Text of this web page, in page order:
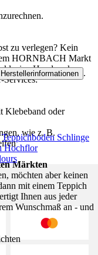
zu verlegen? Kein
HORNBACH Markt
Handwerker-
Services:
Klebeband oder
wie z. B.
Märkten
möchten aber keinen
mit einem Teppich
Ihnen aus jeder
Wunschmaß an - und
.
Teppichboden Schlinge
Hochflor